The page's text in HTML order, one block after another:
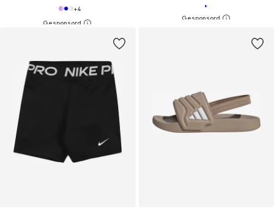
+4